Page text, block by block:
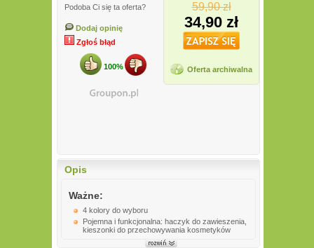
Podoba Ci się ta oferta?
Dodaj opinię
Zgłoś błąd
100%
59,90 zł
34,90 zł
Oferta archiwalna
Opis
Ważne:
4 kolory do wyboru
Pojemna i funkcjonalna: haczyk do zawieszenia,
kieszonki do przechowywania kosmetyków